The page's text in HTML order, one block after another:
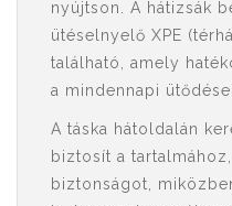
nyújtson. A hátizsák
ütéselnyelő XPE
található, amely
a mindennapi
A táska hátoldalán
biztosít a
biztonságot,